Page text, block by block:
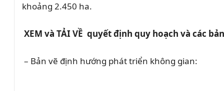
khoảng 2.450 ha.
XEM và TẢI VỀ quyết định quy hoạch và các
– Bản vẽ định hướng phát triển không gian: